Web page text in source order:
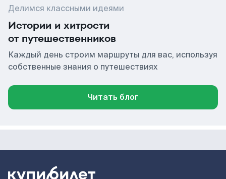
Делимся классными идеями
Истории и хитрости
от путешественников
Каждый день строим маршруты для вас, используя
собственные знания о путешествиях
Читать блог